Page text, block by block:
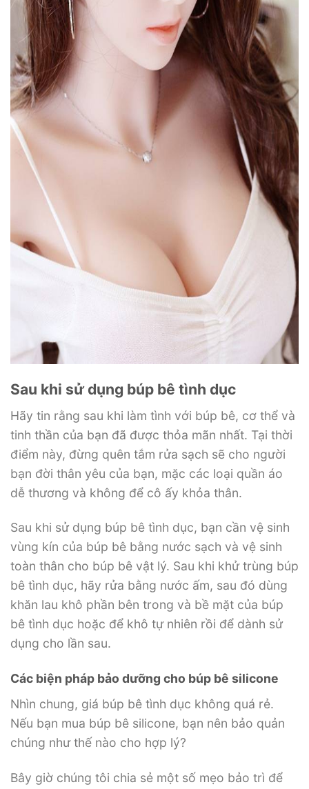
Sau khi sử dụng búp bê tình dục
Hãy tin rằng sau khi làm tình với búp bê, cơ thể và
tinh thần của bạn đã được thỏa mãn nhất. Tại thời
điểm này, đừng quên tắm rửa sạch sẽ cho người
bạn đời thân yêu của bạn, mặc các loại quần áo
dễ thương và không để cô ấy khỏa thân.
Sau khi sử dụng búp bê tình dục, bạn cần vệ sinh
vùng kín của búp bê bằng nước sạch và vệ sinh
toàn thân cho búp bê vật lý. Sau khi khử trùng búp
bê tình dục, hãy rửa bằng nước ấm, sau đó dùng
khăn lau khô phần bên trong và bề mặt của búp
bê tình dục hoặc để khô tự nhiên rồi để dành sử
dụng cho lần sau.
Các biện pháp bảo dưỡng cho búp bê silicone
Nhìn chung, giá búp bê tình dục không quá rẻ.
Nếu bạn mua búp bê silicone, bạn nên bảo quản
chúng như thế nào cho hợp lý?
Bây giờ chúng tôi chia sẻ một số mẹo bảo trì để